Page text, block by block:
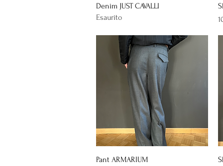
Vista rapida
Denim JUST CAVALLI
Esaurito
Vista rapida
Pant ARMARIUM